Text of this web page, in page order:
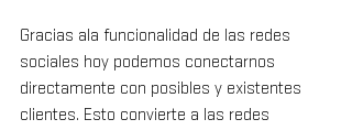
Gracias ala funcionalidad de las redes
sociales hoy podemos conectarnos
directamente con posibles y existentes
clientes. Esto convierte a las redes